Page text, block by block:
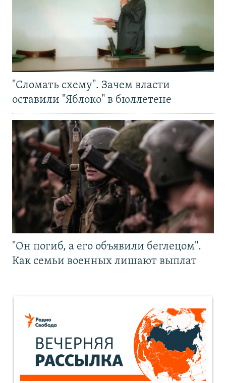
"Сломать схему". Зачем власти
оставили "Яблоко" в бюллетене
"Он погиб, а его объявили беглецом".
Как семьи военных лишают выплат